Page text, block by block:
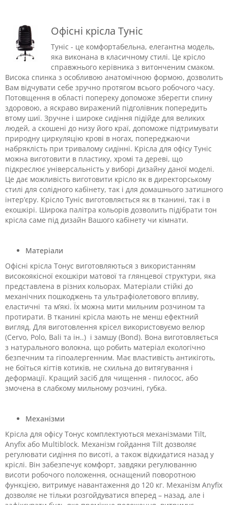
Офісні крісла Туніс
Туніс - це комфортабельна, елегантна модель,
яка виконана в класичному стилі. Це крісло
справжнього керівника з витонченим смаком.
Висока спинка з особливою анатомічною формою, дозволить
Вам відчувати себе зручно протягом всього робочого часу.
Потовщення в області попереку допоможе зберегти спину
здоровою, а яскраво виражений підголівник попередить
втому шиї. Зручне і широке сидіння підійде для великих
людей, а скошені до низу його краї, допоможе підтримувати
природну циркуляцію крові в ногах, попереджаючи
набряклість при тривалому сидінні. Крісла для офісу Туніс
можна виготовити в пластику, хромі та дереві, що
підкреслює універсальність у виборі дизайну даної моделі.
Це дає можливість виготовити крісло як в директорському
стилі для солідного кабінету, так і для домашнього затишного
інтер’єру. Крісло Туніс виготовляється як в тканині, так і в
екошкірі. Широка палітра кольорів дозволить підібрати тон
крісла саме під дизайн Вашого кабінету чи кімнати.
Матеріали
Офісні крісла Тонус виготовляються з використанням
високоякісної екошкіри матової та глянцевої структури, яка
представлена в різних кольорах. Матеріали стійкі до
механічних пошкоджень та ультрафіолетового впливу,
еластичні та м’які. Їх можна мити мильним розчином та
протирати. В тканині крісла мають не менш ефектний
вигляд. Для виготовлення крісел використовуємо велюр
(Cervo, Polo, Bali та ін..) і замшу (Bond). Вона виготовляється
з натурального волокна, що робить матеріал екологічно
безпечним та гіпоалергенним. Має властивість антикіготь,
не боїться кігтів котиків, не схильна до витягування і
деформації. Кращий засіб для чищення - пилосос, або
змочена в слабкому мильному розчині, губка.
Механізми
Крісла для офісу Тонус комплектуються механізмами Tilt,
Anyfix або Multiblock. Механізм гойдання Tilt дозволяє
регулювати сидіння по висоті, а також відкидатися назад у
кріслі. Він забезпечує комфорт, завдяки регулюванню
висоти робочого nоложення, оснащений поворотною
функцією, витримує навантаження до 120 кг. Механізм Anyfix
дозволяє не тільки розгойдуватися вперед – назад, але і